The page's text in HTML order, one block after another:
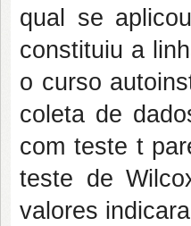
qual se
constituiu a
o curso
coleta de
com teste t
teste de
valores